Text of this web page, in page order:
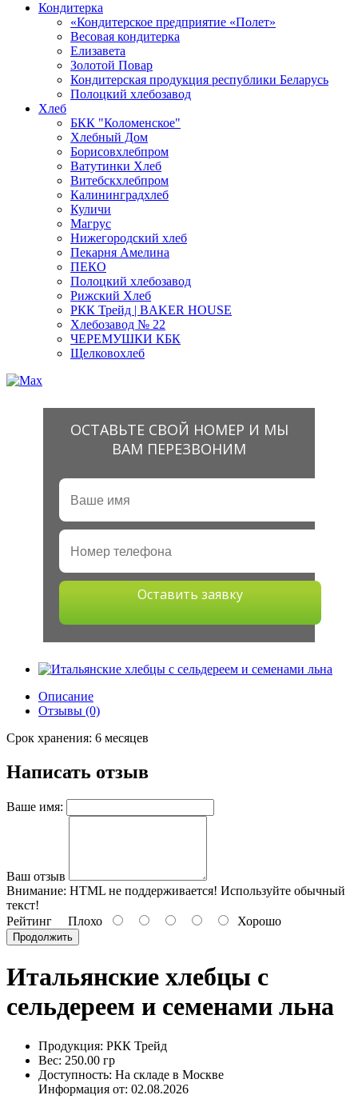
Кондитерка
«Кондитерское предприятие «Полет»
Весовая кондитерка
Елизавета
Золотой Повар
Кондитерская продукция республики Беларусь
Полоцкий хлебозавод
Хлеб
БКК "Коломенское"
Хлебный Дом
Борисовхлебпром
Ватутинки Хлеб
Витебскхлебпром
Калининградхлеб
Куличи
Магрус
Нижегородский хлеб
Пекарня Амелина
ПЕКО
Полоцкий хлебозавод
Рижский Хлеб
РКК Трейд | BAKER HOUSE
Хлебозавод № 22
ЧЕРЕМУШКИ КБК
Щелковохлеб
ОСТАВЬТЕ СВОЙ НОМЕР И МЫ
ВАМ ПЕРЕЗВОНИМ
Оставить заявку
Описание
Отзывы (0)
Срок хранения: 6 месяцев
Написать отзыв
Ваше имя:
Ваш отзыв
Внимание: HTML не поддерживается! Используйте обычный
текст!
Рейтинг Плохо Хорошо
Продолжить
Итальянские хлебцы с
сельдереем и семенами льна
Продукция: РКК Трейд
Вес: 250.00 гр
Доступность: На складе в Москве
Информация от: 02.08.2026